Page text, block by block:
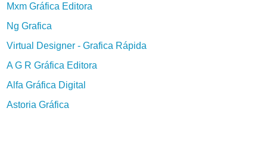
Mxm Gráfica Editora
Ng Grafica
Virtual Designer - Grafica Rápida
A G R Gráfica Editora
Alfa Gráfica Digital
Astoria Gráfica